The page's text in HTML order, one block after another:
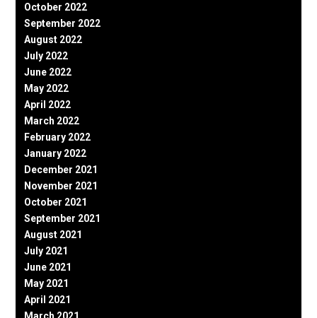
October 2022
September 2022
August 2022
July 2022
June 2022
May 2022
April 2022
March 2022
February 2022
January 2022
December 2021
November 2021
October 2021
September 2021
August 2021
July 2021
June 2021
May 2021
April 2021
March 2021